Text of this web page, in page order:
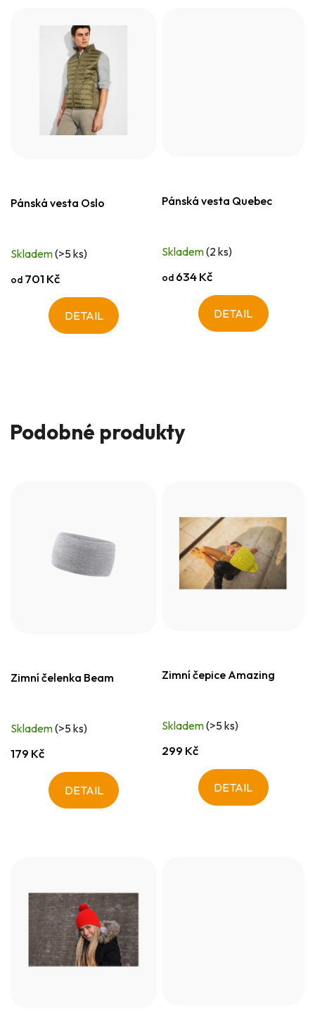
Pánská vesta Oslo
Skladem(>5 ks)
od 701 Kč
DETAIL
Pánská vesta Quebec
Skladem(2 ks)
od 634 Kč
DETAIL
Podobné produkty
Zimní čelenka Beam
Skladem(>5 ks)
179 Kč
DETAIL
Zimní čepice Amazing
Skladem(>5 ks)
299 Kč
DETAIL